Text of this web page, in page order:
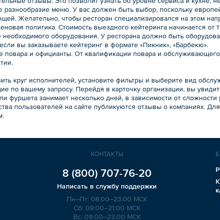
разнообразие меню. У вас должен быть выбор, поскольку
Желательно, чтобы ресторан специализировался на этом
политика. Стоимость выездного кейтеринга начинается
необходимого оборудования. У ресторана должно быть
вы заказываете кейтеринг в формате «Пикник», «Барбекю».
повара и официанты. От квалификации повара и обслуживающего
круг исполнителей, установите фильтры и выберите вид
по вашему запросу. Перейдя в карточку организации, вы
фуршета занимает несколько дней, в зависимости от
пользователей на сайте публикуются отзывы о компаниях.
КОНТАКТЫ
8 (800) 707-76-20
Написать в службу поддержки
Пн–Пт: 08:00–23:00 МСК
Сб: 09:00–21:00 МСК
Вс: 09:00–23:00 МСК